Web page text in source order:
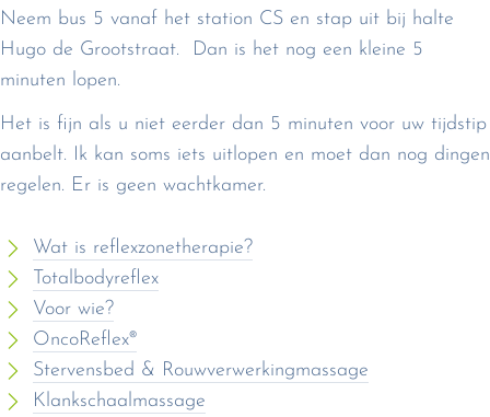
Wat is reflexzonetherapie?
Totalbodyreflex
Voor wie?
OncoReflex®
Stervensbed & Rouwverwerkingmassage
Klankschaalmassage
Neem bus 5 vanaf het station CS en stap uit bij halte
Hugo de Grootstraat. Dan is het nog een kleine 5
minuten lopen.
Het is fijn als u niet eerder dan 5 minuten voor uw tijdstip
aanbelt. Ik kan soms iets uitlopen en moet dan nog dingen
regelen. Er is geen wachtkamer.